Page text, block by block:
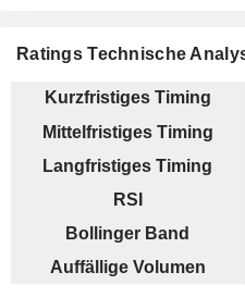
Ratings Technische
Kurzfristiges Timing
Mittelfristiges Timing
Langfristiges Timing
RSI
Bollinger Band
Auffällige Volumen